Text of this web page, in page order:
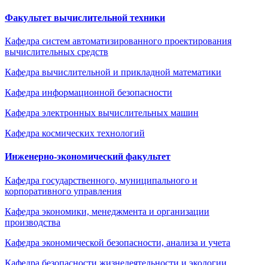
Факультет вычислительной техники
Кафедра систем автоматизированного проектирования
вычислительных средств
Кафедра вычислительной и прикладной математики
Кафедра информационной безопасности
Кафедра электронных вычислительных машин
Кафедра космических технологий
Инженерно-экономический факультет
Кафедра государственного, муниципального и
корпоративного управления
Кафедра экономики, менеджмента и организации
производства
Кафедра экономической безопасности, анализа и учета
Кафедра безопасности жизнедеятельности и экологии